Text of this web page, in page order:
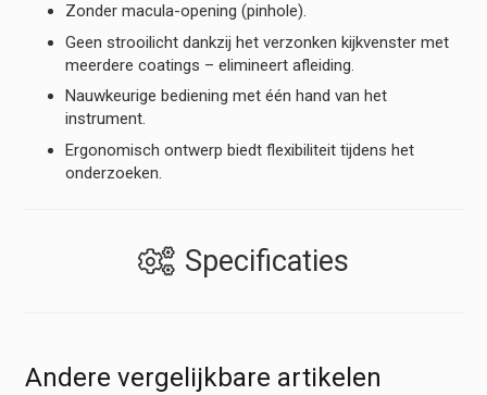
Zonder macula-opening (pinhole).
Geen strooilicht dankzij het verzonken kijkvenster met
meerdere coatings – elimineert afleiding.
Nauwkeurige bediening met één hand van het
instrument.
Ergonomisch ontwerp biedt flexibiliteit tijdens het
onderzoeken.
Specificaties
Andere vergelijkbare artikelen